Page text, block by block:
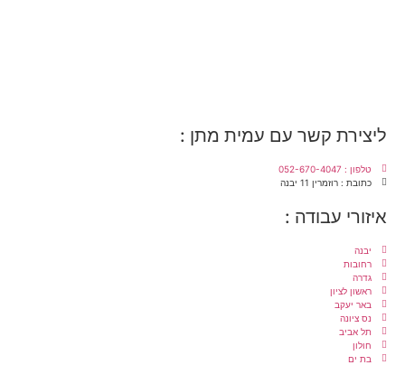
ליצירת קשר עם עמית מתן :
טלפון : 052-670-4047
כתובת : רוזמרין 11 יבנה
איזורי עבודה :
יבנה
רחובות
גדרה
ראשון לציון
באר יעקב
נס ציונה
תל אביב
חולון
בת ים